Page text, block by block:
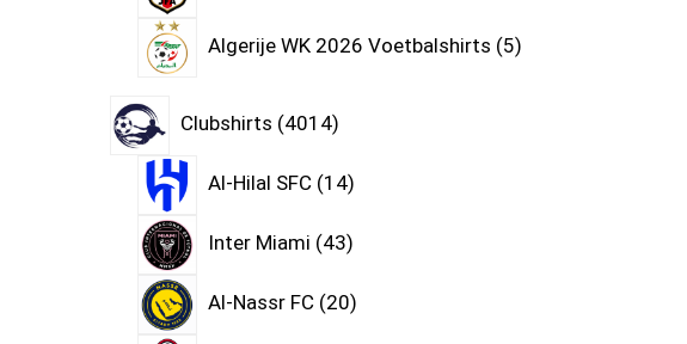
Algerije WK 2026 Voetbalshirts 5
Clubshirts 4014
Al-Hilal SFC 14
Inter Miami 43
Al-Nassr FC 20